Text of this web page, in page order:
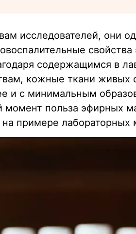
исследователей, они
содержащимся в
кожные ткани живых
и с минимальным
момент польза эфирных
на примере